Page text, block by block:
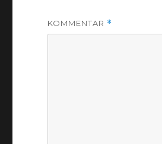
KOMMENTAR *